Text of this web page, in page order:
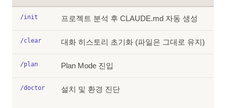
/init 프로젝트 분석 후 CLAUDE.md 자동 생성
/clear 대화 히스토리 초기화 (파일은 그대로 유지)
/plan Plan Mode 진입
/doctor 설치 및 환경 진단